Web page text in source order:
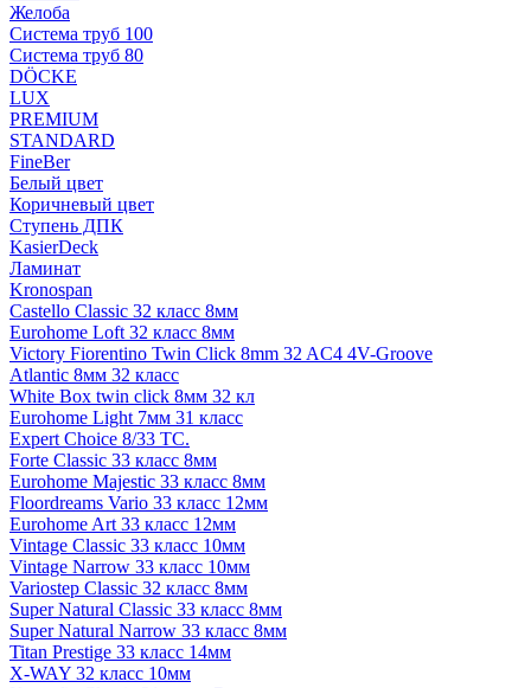
Желоба
Система труб 100
Система труб 80
DÖCKE
LUX
PREMIUM
STANDARD
FineBer
Белый цвет
Коричневый цвет
Ступень ДПК
KasierDeck
Ламинат
Kronospan
Castello Classic 32 класс 8мм
Eurohome Loft 32 класс 8мм
Victory Fiorentino Twin Click 8mm 32 AC4 4V-Groove
Atlantic 8мм 32 класс
White Box twin click 8мм 32 кл
Eurohome Light 7мм 31 класс
Expert Choice 8/33 TC.
Forte Classic 33 класс 8мм
Eurohome Majestic 33 класс 8мм
Floordreams Vario 33 класс 12мм
Eurohome Art 33 класс 12мм
Vintage Classic 33 класс 10мм
Vintage Narrow 33 класс 10мм
Variostep Classic 32 класс 8мм
Super Natural Classic 33 класс 8мм
Super Natural Narrow 33 класс 8мм
Titan Prestige 33 класс 14мм
X-WAY 32 класс 10мм